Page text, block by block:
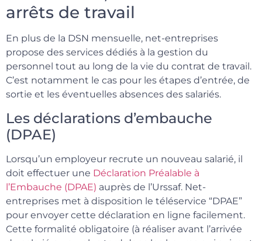
arrêts de travail
En plus de la DSN mensuelle, net-entreprises
propose des services dédiés à la gestion du
personnel tout au long de la vie du contrat de travail.
C’est notamment le cas pour les étapes d’entrée, de
sortie et les éventuelles absences des salariés.
Les déclarations d’embauche
(DPAE)
Lorsqu’un employeur recrute un nouveau salarié, il
doit effectuer une Déclaration Préalable à
l’Embauche (DPAE) auprès de l’Urssaf. Net-
entreprises met à disposition le téléservice “DPAE”
pour envoyer cette déclaration en ligne facilement.
Cette formalité obligatoire (à réaliser avant l’arrivée